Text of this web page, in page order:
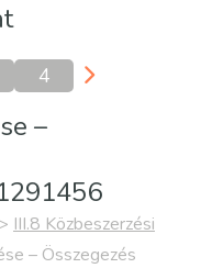
4
–
> III.8 Közbeszerzési
– Összegezés